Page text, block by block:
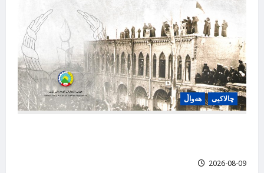
چالاکیی هەواڵ
2026-08-09